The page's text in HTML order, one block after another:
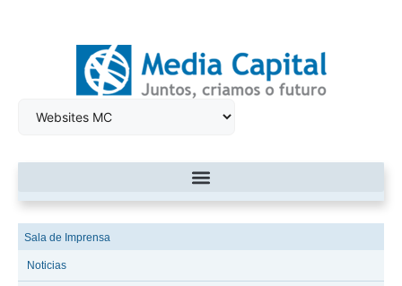
Sala de Imprensa
Noticias